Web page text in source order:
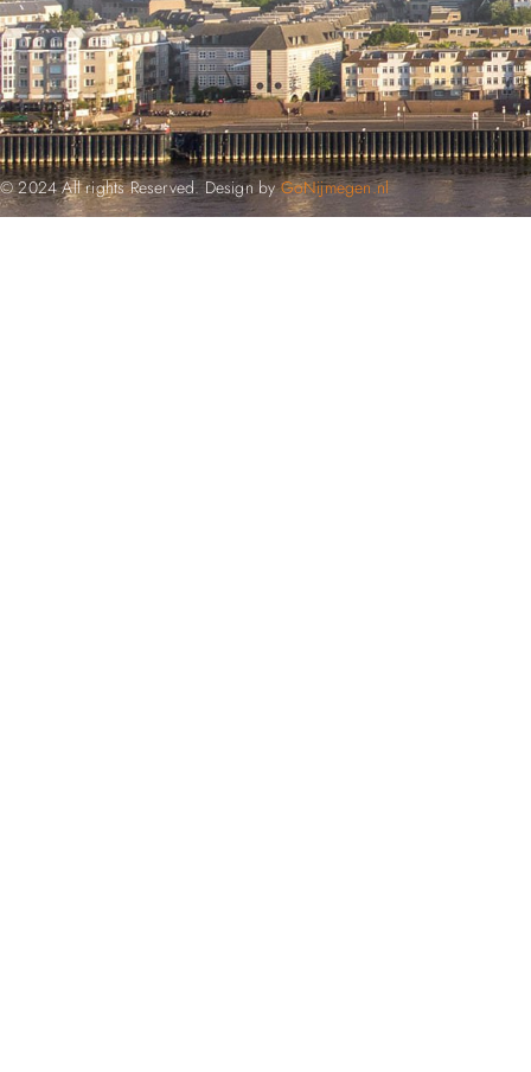
© 2024 All rights Reserved. Design byGoNijmegen.nl